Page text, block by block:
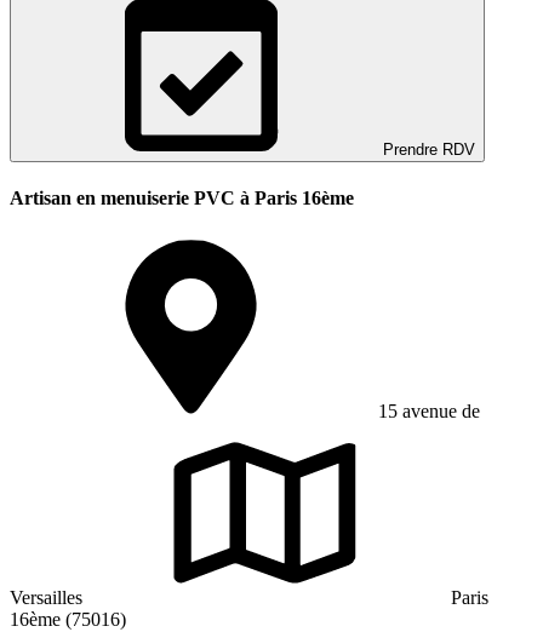
Prendre RDV
Artisan en menuiserie PVC à Paris 16ème
15 avenue de
Versailles
Paris
16ème (75016)